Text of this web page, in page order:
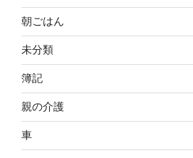
朝ごはん
未分類
簿記
親の介護
車